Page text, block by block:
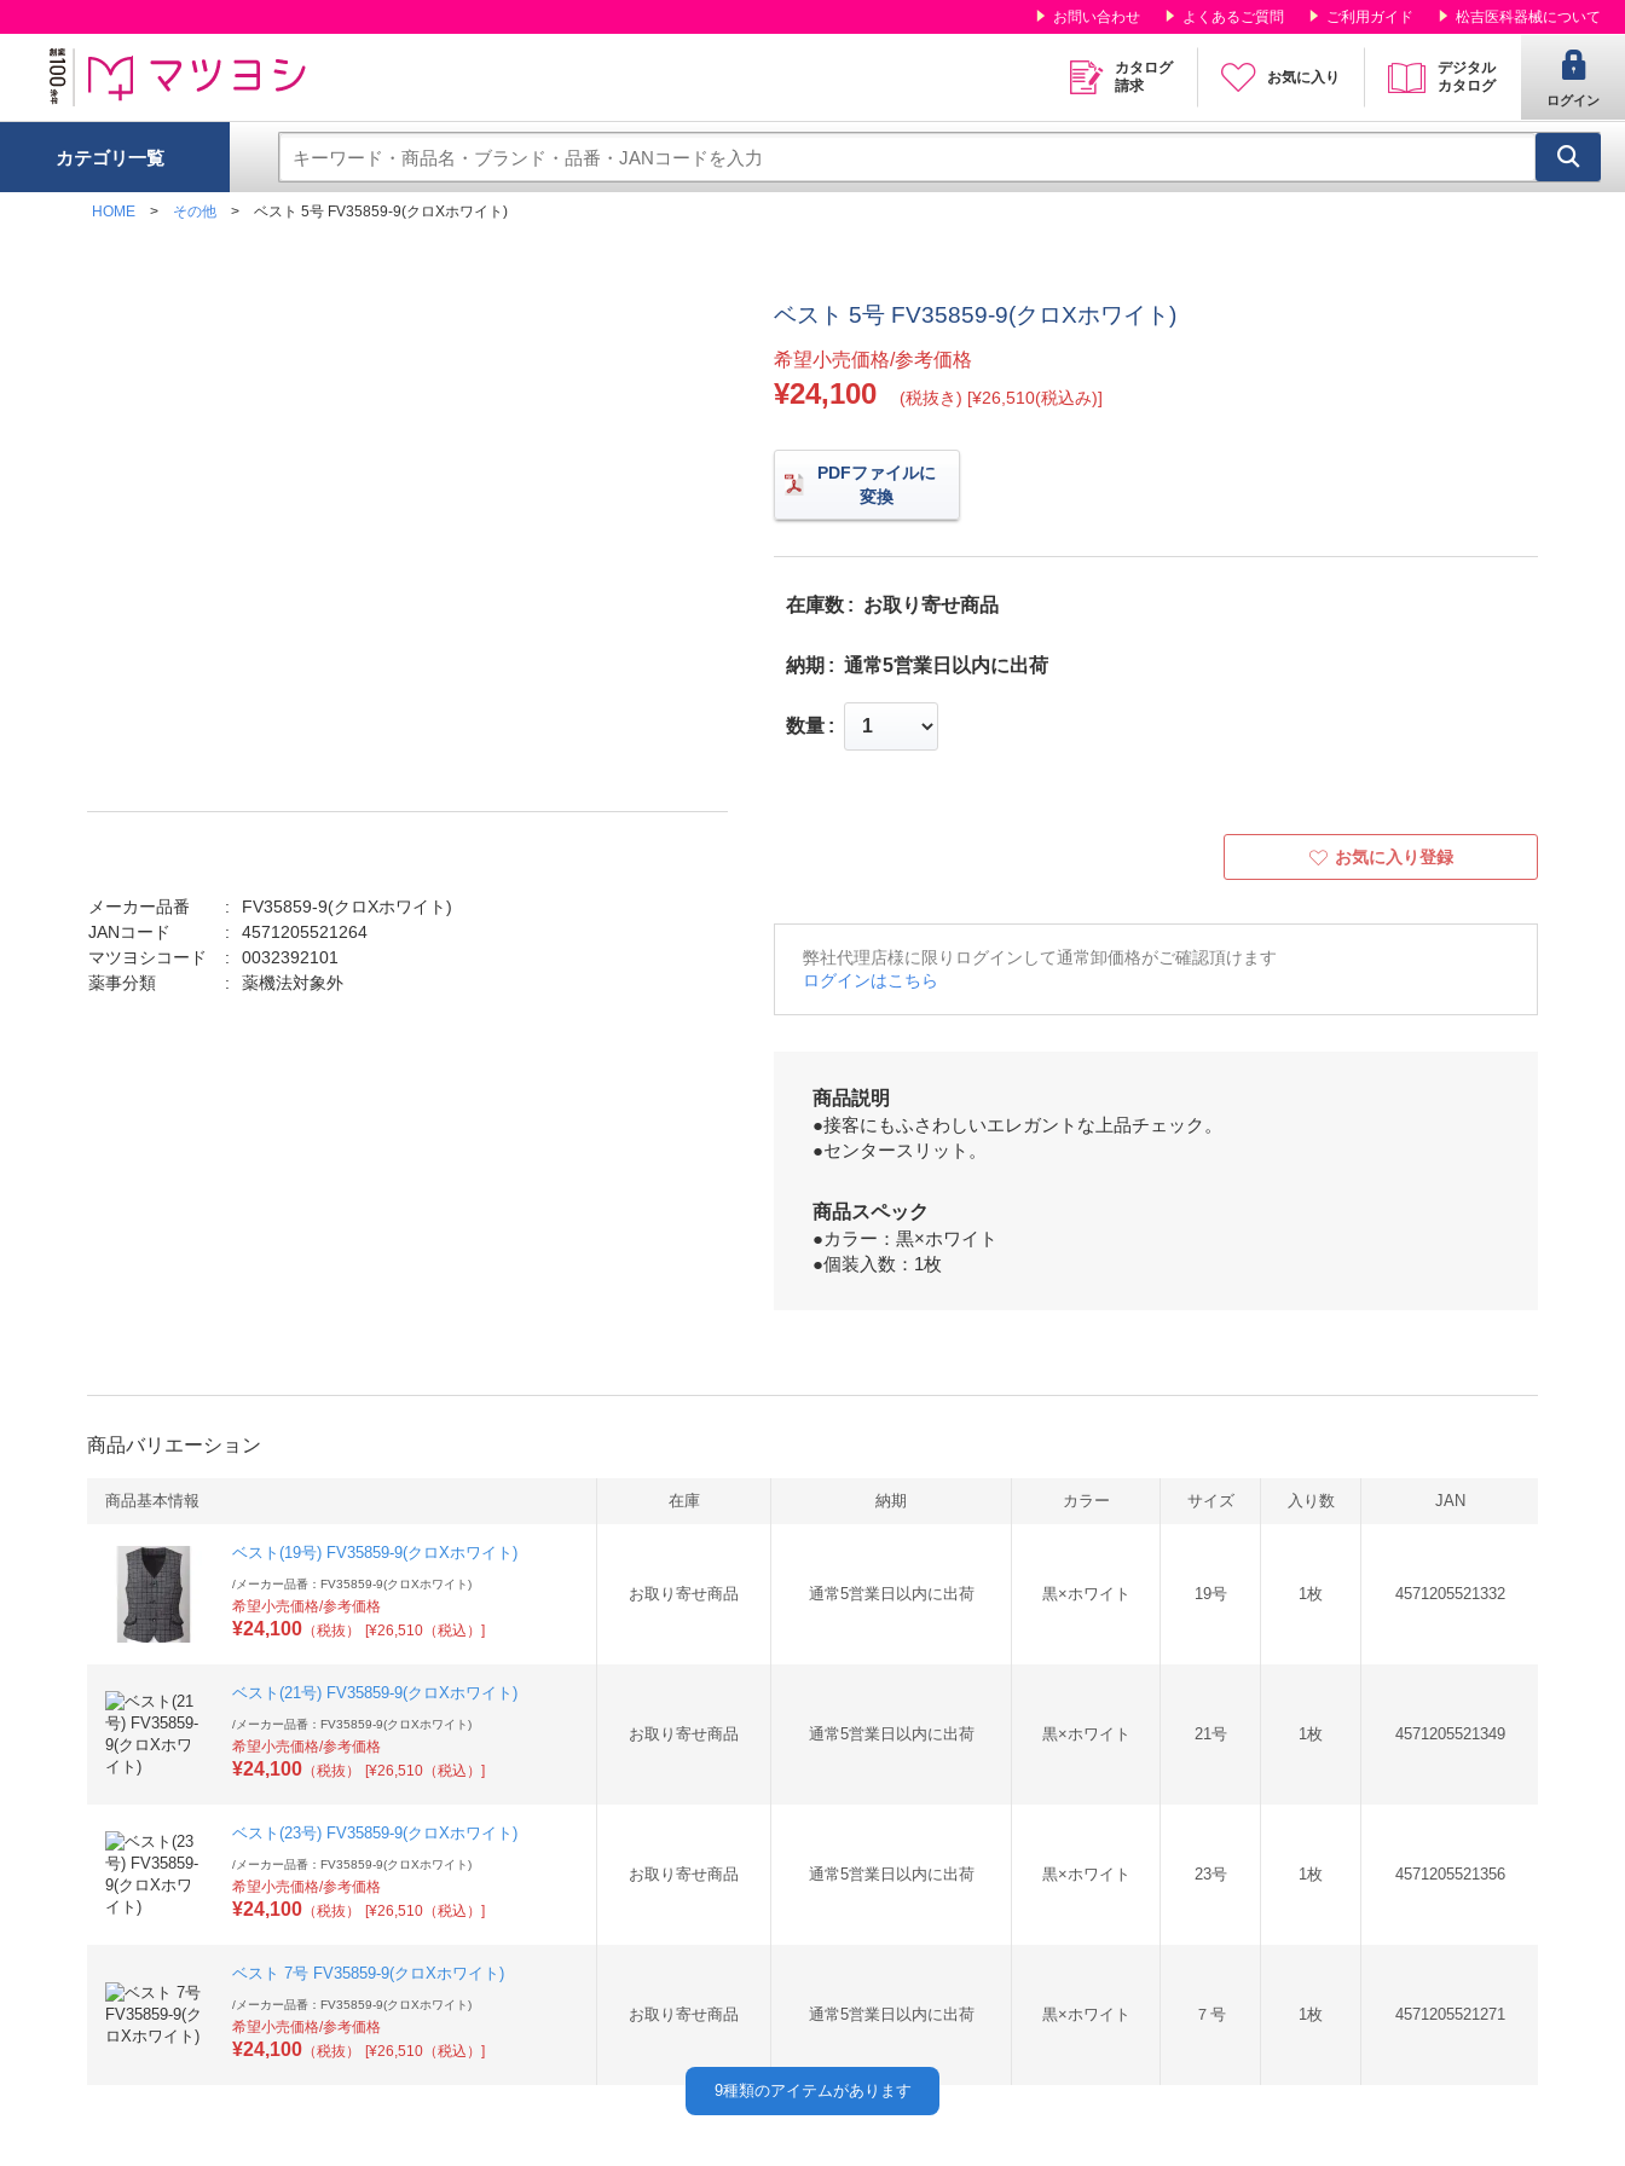
お問い合わせ よくあるご質問 ご利用ガイド 松吉医科器械について
カタログ
請求
お気に入り
デジタル
カタログ
ログイン
カテゴリ一覧
HOME その他 ベスト 5号 FV35859-9(クロXホワイト)
メーカー品番
FV35859-9(クロXホワイト)
JANコード
4571205521264
マツヨシコード
0032392101
薬事分類
薬機法対象外
ベスト 5号 FV35859-9(クロXホワイト)
希望小売価格/参考価格
¥24,100 (税抜き) [¥26,510(税込み)]
PDFファイルに
変換
在庫数 お取り寄せ商品
納期 通常5営業日以内に出荷
数量
お気に入り登録
弊社代理店様に限りログインして通常卸価格がご確認頂けます
ログインはこちら
商品説明
●接客にもふさわしいエレガントな上品チェック。
●センタースリット。
商品スペック
●カラー：黒×ホワイト
●個装入数：1枚
商品バリエーション
商品基本情報 在庫 納期 カラー サイズ 入り数 JAN
ベスト(19号) FV35859-9(クロXホワイト)
/ メーカー品番：FV35859-9(クロXホワイト)
希望小売価格/参考価格
¥24,100 （税抜） [¥26,510（税込）]
お取り寄せ商品 通常5営業日以内に出荷 黒×ホワイト 19号 1枚 4571205521332
ベスト(21号) FV35859-9(クロXホワイト)
/ メーカー品番：FV35859-9(クロXホワイト)
希望小売価格/参考価格
¥24,100 （税抜） [¥26,510（税込）]
お取り寄せ商品 通常5営業日以内に出荷 黒×ホワイト 21号 1枚 4571205521349
ベスト(23号) FV35859-9(クロXホワイト)
/ メーカー品番：FV35859-9(クロXホワイト)
希望小売価格/参考価格
¥24,100 （税抜） [¥26,510（税込）]
お取り寄せ商品 通常5営業日以内に出荷 黒×ホワイト 23号 1枚 4571205521356
ベスト 7号 FV35859-9(クロXホワイト)
/ メーカー品番：FV35859-9(クロXホワイト)
希望小売価格/参考価格
¥24,100 （税抜） [¥26,510（税込）]
お取り寄せ商品 通常5営業日以内に出荷 黒×ホワイト ７号 1枚 4571205521271
9種類のアイテムがあります